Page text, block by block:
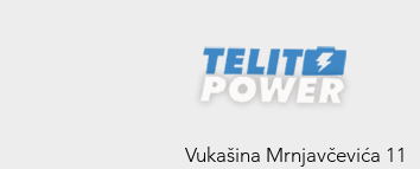
Vukašina Mrnjavčevića 11